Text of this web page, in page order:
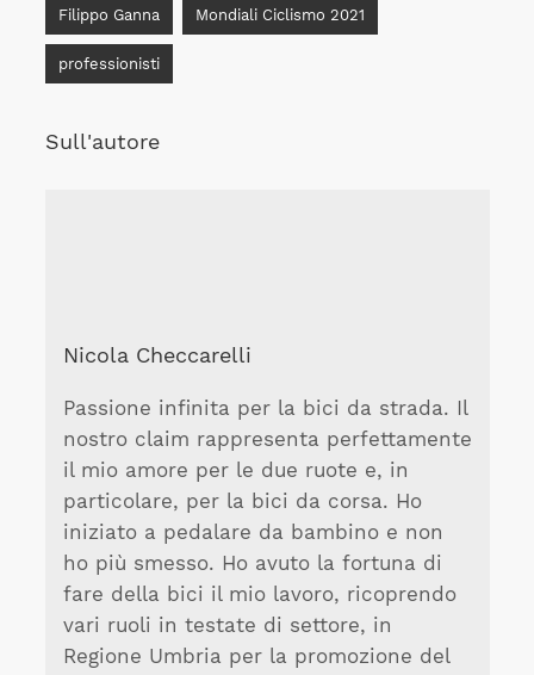
Filippo Ganna Mondiali Ciclismo 2021
professionisti
Sull'autore
Nicola Checcarelli
Passione infinita per la bici da strada. Il
nostro claim rappresenta perfettamente
il mio amore per le due ruote e, in
particolare, per la bici da corsa. Ho
iniziato a pedalare da bambino e non
ho più smesso. Ho avuto la fortuna di
fare della bici il mio lavoro, ricoprendo
vari ruoli in testate di settore, in
Regione Umbria per la promozione del